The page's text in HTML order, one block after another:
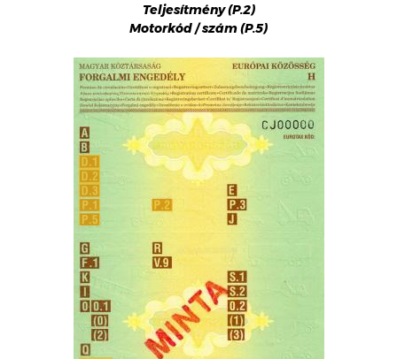
Teljesítmény (P.2)
Motorkód / szám (P.5)